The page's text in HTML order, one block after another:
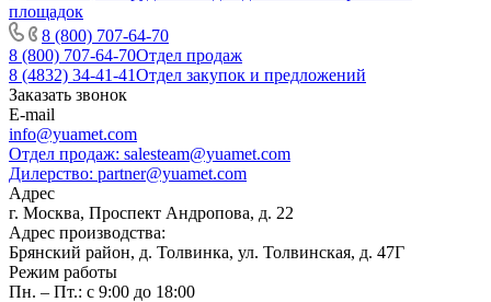
8 (800) 707-64-70
8 (800) 707-64-70Отдел продаж
8 (4832) 34-41-41Отдел закупок и предложений
Заказать звонок
E-mail
info@yuamet.com
Отдел продаж: salesteam@yuamet.com
Дилерство: partner@yuamet.com
Адрес
г. Москва, Проспект Андропова, д. 22
Адрес производства:
Брянский район, д. Толвинка, ул. Толвинская, д. 47Г
Режим работы
Пн. – Пт.: с 9:00 до 18:00